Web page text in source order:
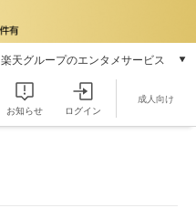
楽天グループのエンタメサービス
本/ゲーム/CD/DVD
動画配信
お知らせ ログイン
成人向け